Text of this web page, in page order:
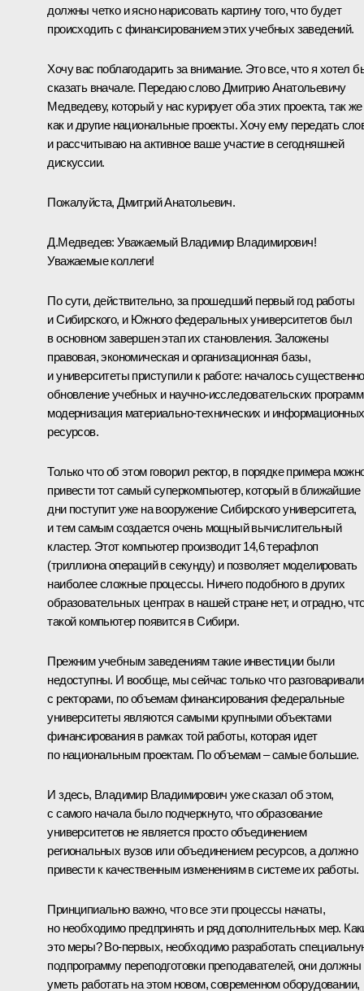
должны четко и ясно нарисовать картину того, что будет
происходить с финансированием этих учебных заведений.
Хочу вас поблагодарить за внимание. Это все, что я хотел
сказать вначале. Передаю слово Дмитрию Анатольевичу
Медведеву, который у нас курирует оба этих проекта, так же
как и другие национальные проекты. Хочу ему передать
и рассчитываю на активное ваше участие в сегодняшней
дискуссии.
Пожалуйста, Дмитрий Анатольевич.
Д.Медведев: Уважаемый Владимир Владимирович!
Уважаемые коллеги!
По сути, действительно, за прошедший первый год работы
и Сибирского, и Южного федеральных университетов был
в основном завершен этап их становления. Заложены
правовая, экономическая и организационная базы,
и университеты приступили к работе: началось
обновление учебных и научно-исследовательских
модернизация материально-технических и информационных
ресурсов.
Только что об этом говорил ректор, в порядке примера
привести тот самый суперкомпьютер, который в ближайшие
дни поступит уже на вооружение Сибирского университета,
и тем самым создается очень мощный вычислительный
кластер. Этот компьютер производит 14,6 терафлоп
(триллиона операций в секунду) и позволяет моделировать
наиболее сложные процессы. Ничего подобного в других
образовательных центрах в нашей стране нет, и отрадно,
такой компьютер появится в Сибири.
Прежним учебным заведениям такие инвестиции были
недоступны. И вообще, мы сейчас только что разговаривали
с ректорами, по объемам финансирования федеральные
университеты являются самыми крупными объектами
финансирования в рамках той работы, которая идет
по национальным проектам. По объемам – самые большие.
И здесь, Владимир Владимирович уже сказал об этом,
с самого начала было подчеркнуто, что образование
университетов не является просто объединением
региональных вузов или объединением ресурсов, а должно
привести к качественным изменениям в системе их работы.
Принципиально важно, что все эти процессы начаты,
но необходимо предпринять и ряд дополнительных мер.
это меры? Во‑первых, необходимо разработать
подпрограмму переподготовки преподавателей, они должны
уметь работать на этом новом, современном оборудовании,